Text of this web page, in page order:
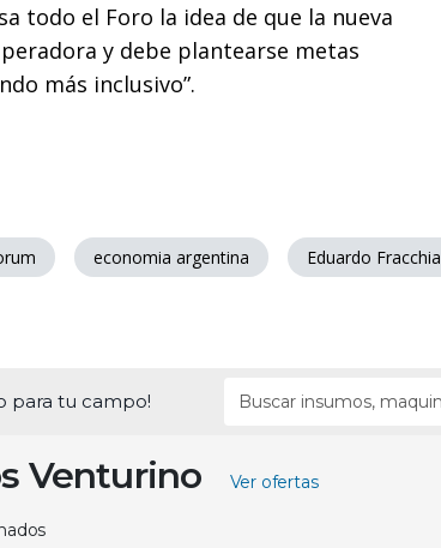
todo el Foro la idea de que la nueva
y debe plantearse metas
más inclusivo”.
economia argentina Eduardo Fracchia
para tu campo!
Venturino Ver ofertas